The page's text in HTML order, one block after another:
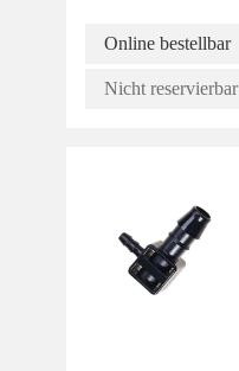
Online bestellbar
Nicht reservierbar